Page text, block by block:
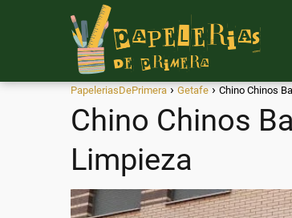
PapeleriasDePrimera Getafe Chino Chinos
Chino Chinos
Limpieza